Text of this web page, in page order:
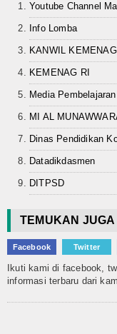
Youtube Channel
Info Lomba
KANWIL
KEMENAG RI
Media Pembelajaran
MI AL
Dinas Pendidikan
Datadikdasmen
DITPSD
TEMUKAN JUGA
Facebook Twitter
Ikuti kami di facebook,
informasi terbaru dari